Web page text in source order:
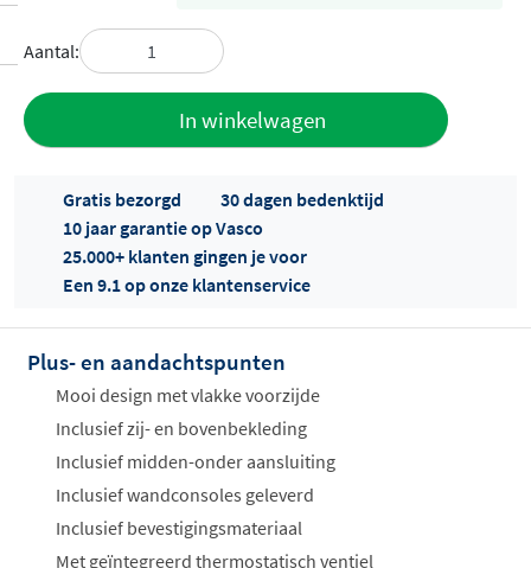
Aantal:
In winkelwagen
Offertes
ophalen...
Gratis bezorgd
30 dagen bedenktijd
10 jaar garantie op Vasco
25.000+ klanten gingen je voor
Een 9.1 op onze klantenservice
Plus- en aandachtspunten
Mooi design met vlakke voorzijde
Inclusief zij- en bovenbekleding
Inclusief midden-onder aansluiting
Inclusief wandconsoles geleverd
Inclusief bevestigingsmateriaal
Met geïntegreerd thermostatisch ventiel